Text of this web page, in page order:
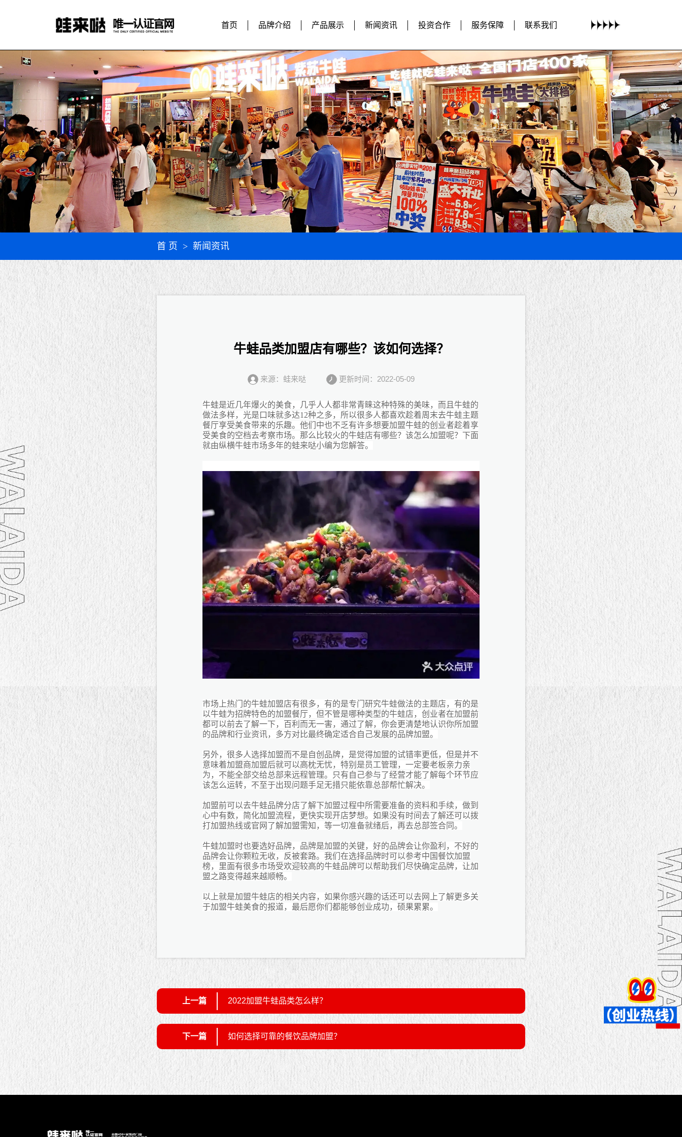
首页 品牌介绍 产品展示 新闻资讯 投资合作 服务保障 联系我们
首 页 > 新闻资讯
牛蛙品类加盟店有哪些？该如何选择？
来源：蛙来哒 更新时间：2022-05-09
牛蛙是近几年爆火的美食，几乎人人都非常青睐这种特殊的美味，而且牛蛙的
做法多样，光是口味就多达12种之多，所以很多人都喜欢趁着周末去牛蛙主题
餐厅享受美食带来的乐趣。他们中也不乏有许多想要加盟牛蛙的创业者趁着享
受美食的空档去考察市场。那么比较火的牛蛙店有哪些？该怎么加盟呢？下面
就由纵横牛蛙市场多年的蛙来哒小编为您解答。
市场上热门的牛蛙加盟店有很多，有的是专门研究牛蛙做法的主题店，有的是
以牛蛙为招牌特色的加盟餐厅，但不管是哪种类型的牛蛙店，创业者在加盟前
都可以前去了解一下，百利而无一害，通过了解，你会更清楚地认识你所加盟
的品牌和行业资讯，多方对比最终确定适合自己发展的品牌加盟。
另外，很多人选择加盟而不是自创品牌，是觉得加盟的试错率更低，但是并不
意味着加盟商加盟后就可以高枕无忧，特别是员工管理，一定要老板亲力亲
为，不能全部交给总部来远程管理。只有自己参与了经营才能了解每个环节应
该怎么运转，不至于出现问题手足无措只能依靠总部帮忙解决。
加盟前可以去牛蛙品牌分店了解下加盟过程中所需要准备的资料和手续，做到
心中有数，简化加盟流程，更快实现开店梦想。如果没有时间去了解还可以拨
打加盟热线或官网了解加盟需知，等一切准备就绪后，再去总部签合同。
牛蛙加盟时也要选好品牌，品牌是加盟的关键，好的品牌会让你盈利，不好的
品牌会让你颗粒无收，反被套路。我们在选择品牌时可以参考中国餐饮加盟
榜，里面有很多市场受欢迎较高的牛蛙品牌可以帮助我们尽快确定品牌，让加
盟之路变得越来越顺畅。
以上就是加盟牛蛙店的相关内容，如果你感兴趣的话还可以去网上了解更多关
于加盟牛蛙美食的报道，最后愿你们都能够创业成功，硕果累累。
上一篇 2022加盟牛蛙品类怎么样？
下一篇 如何选择可靠的餐饮品牌加盟？